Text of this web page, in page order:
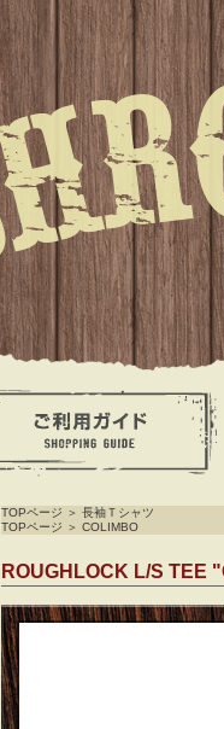
TOPページ ＞ 長袖Ｔシャツ
TOPページ ＞ COLIMBO
ROUGHLOCK L/S TEE